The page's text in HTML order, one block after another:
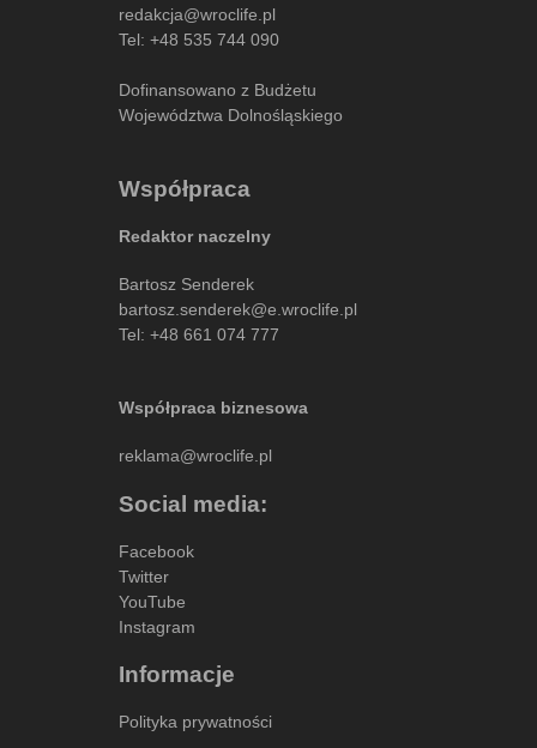
redakcja@wroclife.pl
Tel: +48 535 744 090
Dofinansowano z Budżetu
Województwa Dolnośląskiego
Współpraca
Redaktor naczelny
Bartosz Senderek
bartosz.senderek@e.wroclife.pl
Tel: +48 661 074 777
Współpraca biznesowa
reklama@wroclife.pl
Social media:
Facebook
Twitter
YouTube
Instagram
Informacje
Polityka prywatności